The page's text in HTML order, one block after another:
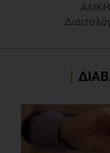
syndromes of the
Heart J. Jan